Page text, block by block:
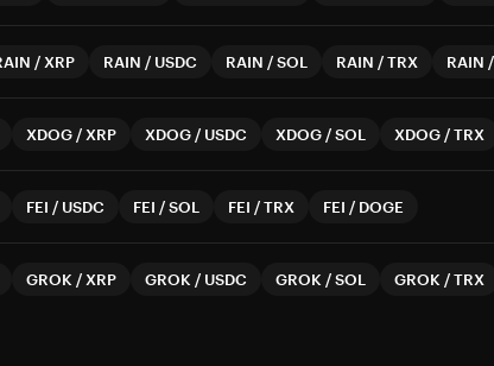
/ XRP RAIN / USDC RAIN /SOL RAIN /TRX RAIN
XDOG / XRP XDOG / USDC XDOG /SOL XDOG /TRX
FEI / USDC FEI /SOL FEI /TRX FEI / DOGE
GROK / XRP GROK / USDC GROK /SOL GROK /TRX